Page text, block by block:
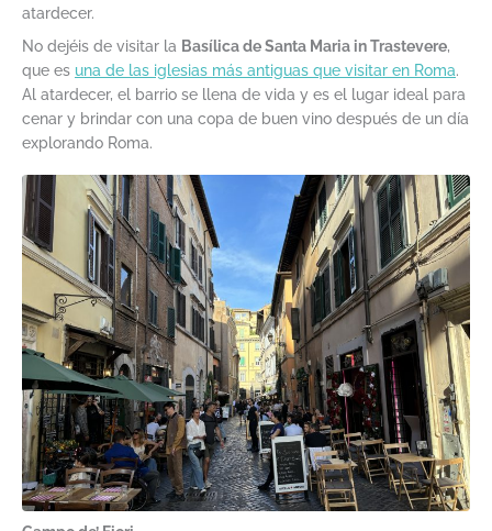
atardecer.
No dejéis de visitar la Basílica de Santa Maria in Trastevere,
que es una de las iglesias más antiguas que visitar en Roma.
Al atardecer, el barrio se llena de vida y es el lugar ideal para
cenar y brindar con una copa de buen vino después de un día
explorando Roma.